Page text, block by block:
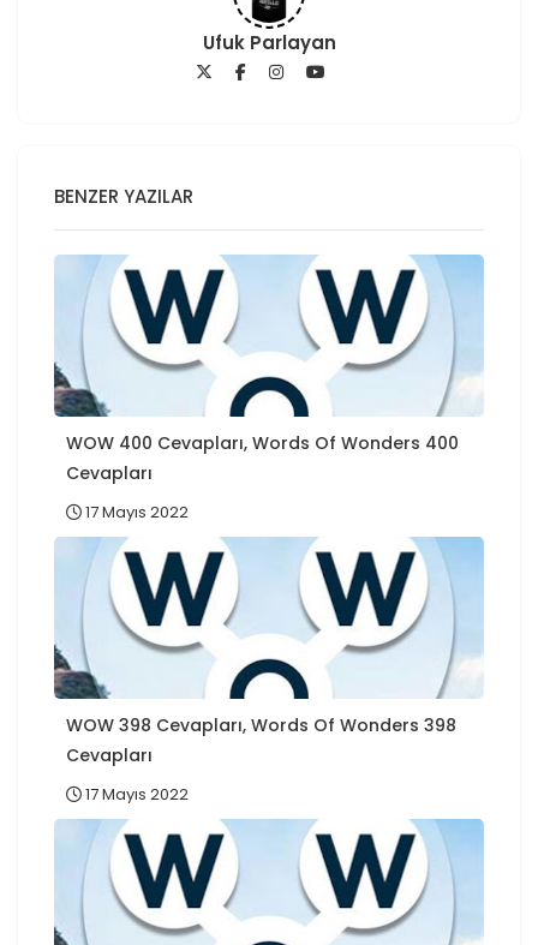
Ufuk Parlayan
BENZER YAZILAR
WOW 400 Cevapları, Words Of Wonders 400
Cevapları
17 Mayıs 2022
WOW 398 Cevapları, Words Of Wonders 398
Cevapları
17 Mayıs 2022